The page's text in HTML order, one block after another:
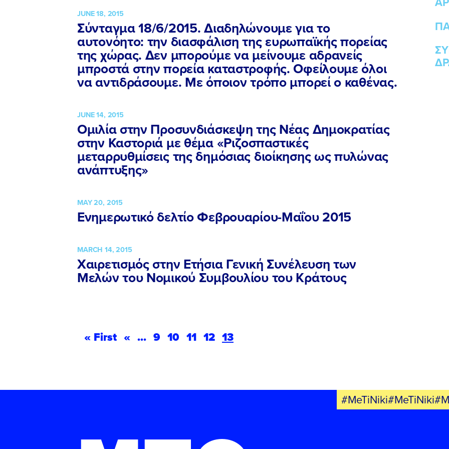
ΠΟΙΑ ΕΙΜΑΙ
ΕΡΓΟ
ΝΕΑ
JUNE 18, 2015
Σύνταγμα 18/6/2015. Διαδηλώνουμε για το
αυτονόητο: την διασφάλιση της ευρωπαϊκής πορείας
της χώρας. Δεν μπορούμε να μείνουμε αδρανείς
μπροστά στην πορεία καταστροφής. Οφείλουμε όλοι
να αντιδράσουμε. Με όποιον τρόπο μπορεί ο καθένας.
JUNE 14, 2015
Ομιλία στην Προσυνδιάσκεψη της Νέας Δημοκρατίας
στην Καστοριά με θέμα «Ριζοσπαστικές
μεταρρυθμίσεις της δημόσιας διοίκησης ως πυλώνας
ανάπτυξης»
MAY 20, 2015
Ενημερωτικό δελτίο Φεβρουαρίου-Μαΐου 2015
MARCH 14, 2015
Χαιρετισμός στην Ετήσια Γενική Συνέλευση των
Μελών του Νομικού Συμβουλίου του Κράτους
« First « ... 9 10 11 12 13